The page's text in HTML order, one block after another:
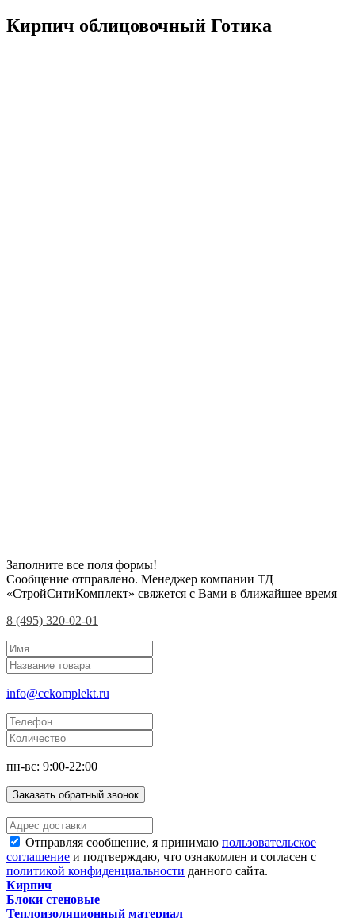
Кирпич облицовочный Готика
Заполните все поля формы!
Сообщение отправлено. Менеджер компании ТД
«СтройСитиКомплект» свяжется с Вами в ближайшее время
8 (495) 320-02-01
info@cckomplekt.ru
пн-вс: 9:00-22:00
Заказать обратный звонок
Отправляя сообщение, я принимаю пользовательское
соглашение и подтверждаю, что ознакомлен и согласен с
политикой конфиденциальности данного сайта.
Кирпич
Блоки стеновые
Теплоизоляционный материал